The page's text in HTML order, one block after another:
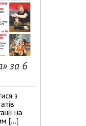
за 6
з
на
[…]